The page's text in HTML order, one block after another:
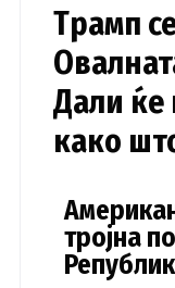
Трамп
Дали ќе
како
тројна